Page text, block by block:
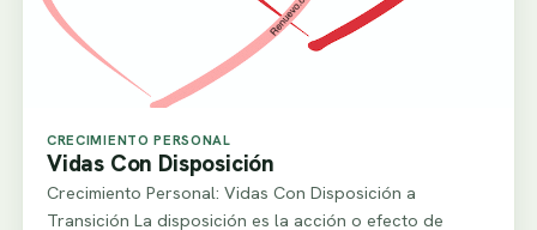
CRECIMIENTO PERSONAL
Vidas Con Disposición
Crecimiento Personal: Vidas Con Disposición a
Transición La disposición es la acción o efecto de